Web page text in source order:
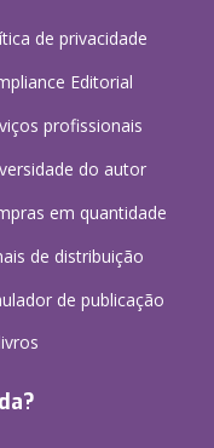
de privacidade
Editorial
profissionais
do autor
em quantidade
de distribuição
de publicação